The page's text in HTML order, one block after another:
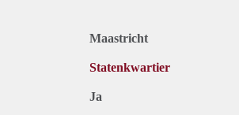
Maastricht
Statenkwartier
Ja